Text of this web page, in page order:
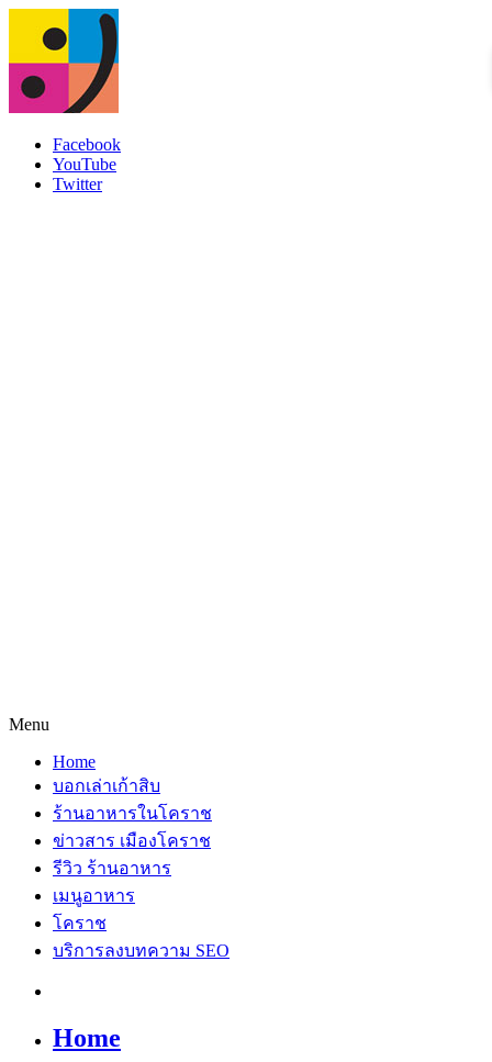
Facebook
YouTube
Twitter
Menu
Home
บอกเล่าเก้าสิบ
ร้านอาหารในโคราช
ข่าวสาร เมืองโคราช
รีวิว ร้านอาหาร
เมนูอาหาร
โคราช
บริการลงบทความ SEO
Home